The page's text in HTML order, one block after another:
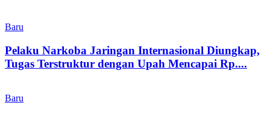
Baru
Pelaku Narkoba Jaringan Internasional Diungkap,
Tugas Terstruktur dengan Upah Mencapai Rp....
Baru